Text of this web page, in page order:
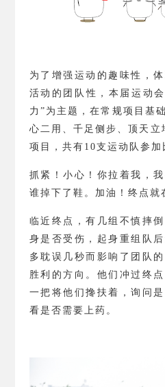
为了增强运动的趣味性，
活动的团队性，本届运动
力”为主题，在常规项目基
心二用、千足侧步、顶天立
项目，共有 10支运动队参加
抓紧！小心！你拉着我，
谁掉下了鞋。加油！终点就
临近终点，有几组不慎摔
身是否受伤，起身重组队
多耽误几秒而影响了团队
胜利的方向。他们冲过终
一把将他们搀扶着，询问
看是否需要上药。